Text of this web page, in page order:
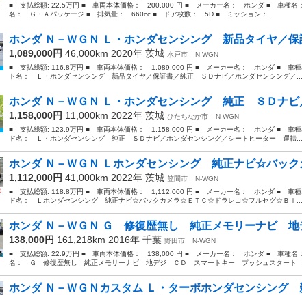
■ 支払総額: 22.5万円 ■ 車両本体価格： 200,000 円 ■ メーカー名： ホンダ ■ 車種名
名： Ｇ・Ａパッケージ ■ 排気量： 660cc ■ ドア枚数： 5D ■ ミッション：...
ホンダ Ｎ－ＷＧＮ Ｌ・ホンダセンシング 新品タイヤ／保
1,089,000円 46,000km 2020年 茨城 水戸市
N-WGN
■ 支払総額: 116.8万円 ■ 車両本体価格： 1,089,000 円 ■ メーカー名： ホンダ ■ 車
ド名： Ｌ・ホンダセンシング 新品タイヤ／保証書／純正 ＳＤナビ／ホンダセンシング／...
ホンダ Ｎ－ＷＧＮ Ｌ・ホンダセンシング 純正 ＳＤナビ
1,158,000円 11,000km 2022年 茨城 ひたちなか市
N-WGN
■ 支払総額: 123.9万円 ■ 車両本体価格： 1,158,000 円 ■ メーカー名： ホンダ ■ 車
ド名： Ｌ・ホンダセンシング 純正 ＳＤナビ／ホンダセンシング／シートヒーター 運転...
ホンダ Ｎ－ＷＧＮ Ｌホンダセンシング 純正ナビ☆バッ
1,112,000円 41,000km 2022年 茨城 笠間市
N-WGN
■ 支払総額: 118.8万円 ■ 車両本体価格： 1,112,000 円 ■ メーカー名： ホンダ ■ 車
ド名： Ｌホンダセンシング 純正ナビ☆バックカメラ☆ＥＴＣ☆ドラレコ☆フルセグ☆Ｂｌ...
ホンダ Ｎ－ＷＧＮ Ｇ 修復歴無し 純正メモリーナビ
138,000円 161,218km 2016年 千葉 野田市
N-WGN
■ 支払総額: 22.9万円 ■ 車両本体価格： 138,000 円 ■ メーカー名： ホンダ ■ 車種名
名： Ｇ 修復歴無し 純正メモリーナビ 地デジ ＣＤ スマートキー プッシュスタート
ホンダ Ｎ－ＷＧＮカスタム Ｌ・ターボホンダセンシング